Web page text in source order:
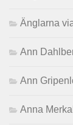
Änglarna
Ann
Ann
Anna